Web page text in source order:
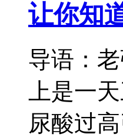
让你知
导语：
上是一
尿酸过